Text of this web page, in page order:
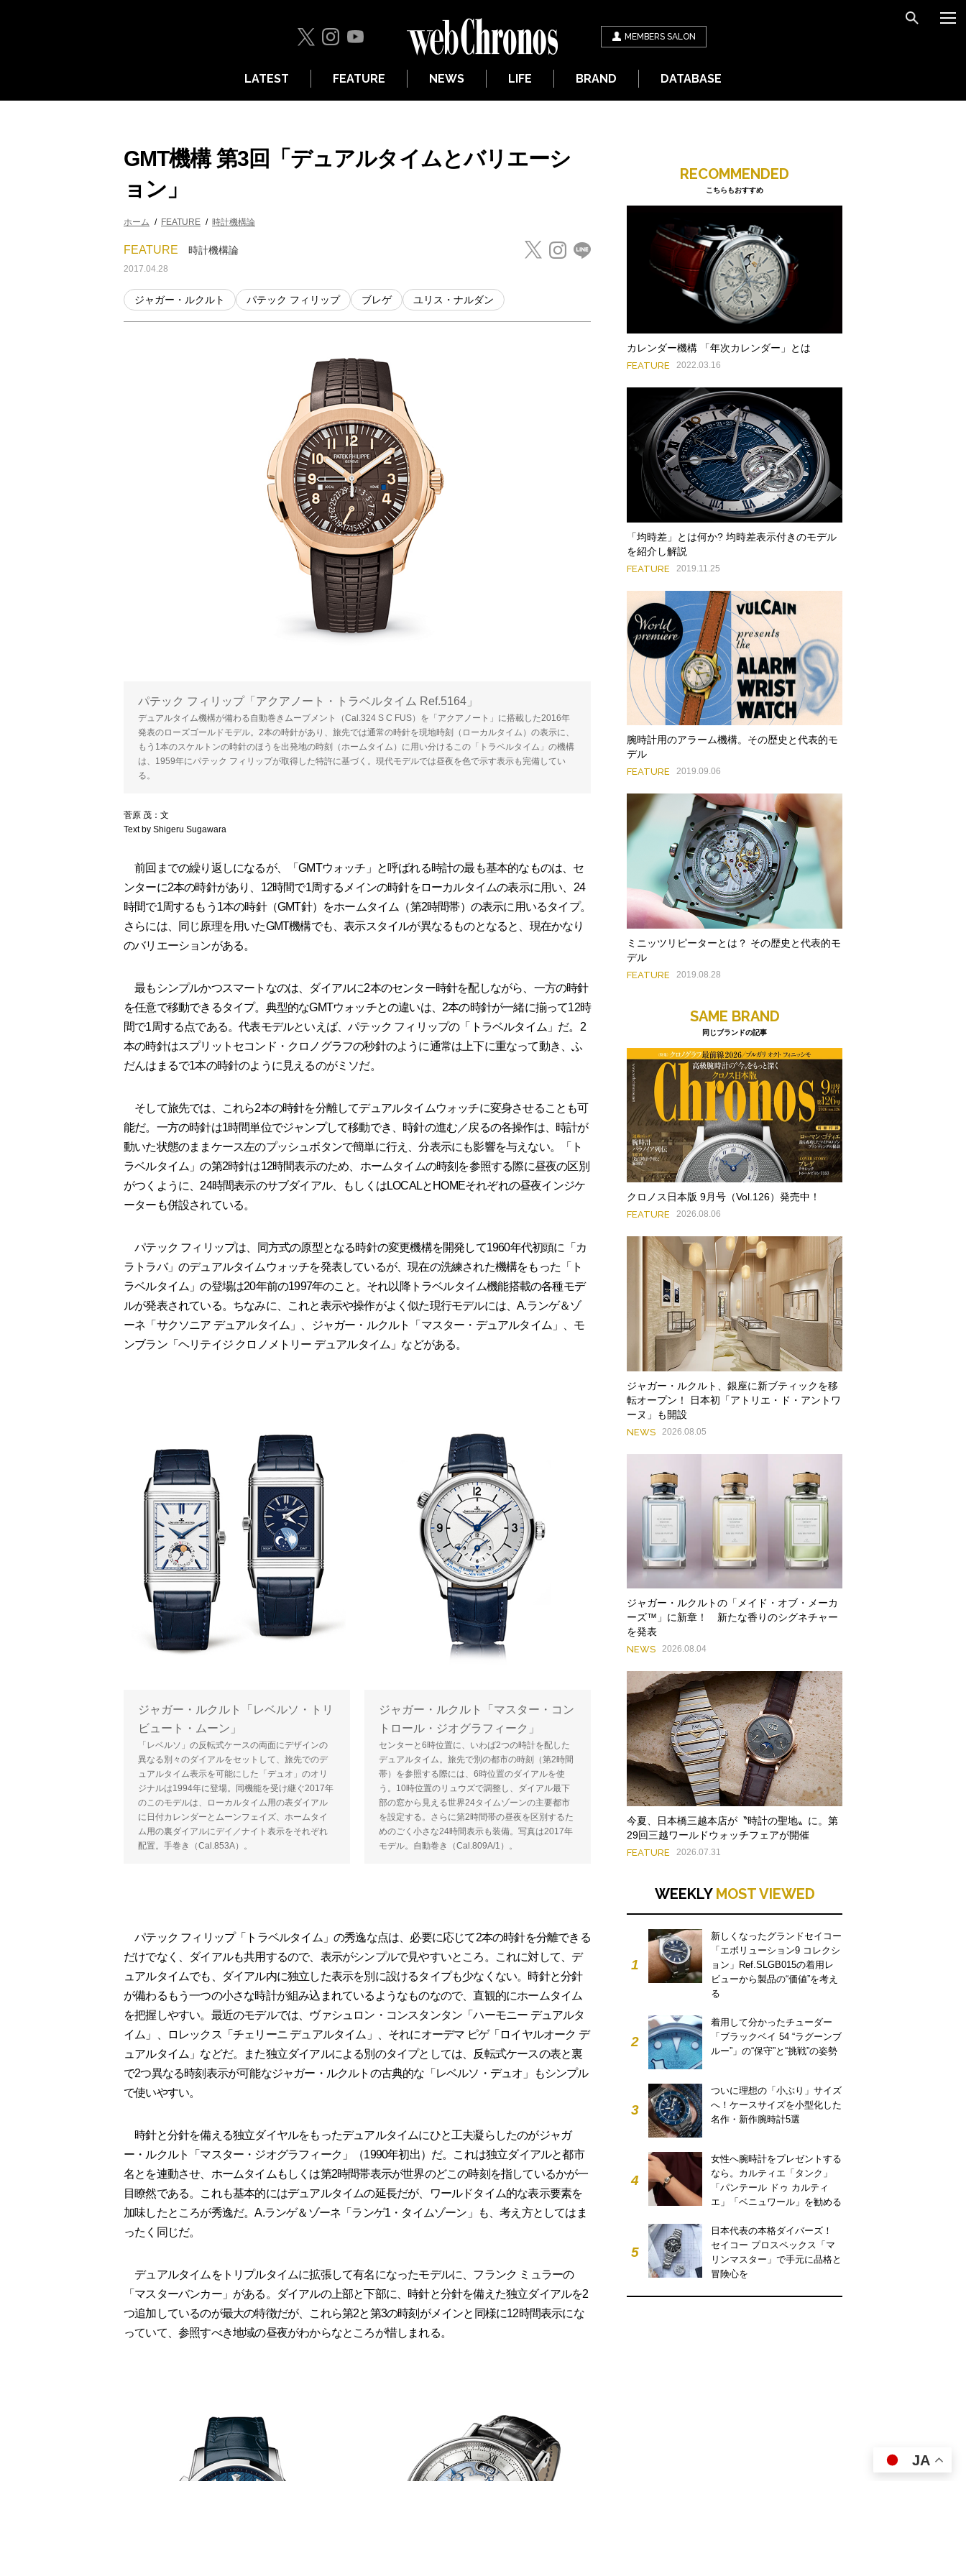
MEMBERS SALON
LATEST FEATURE NEWS LIFE BRAND DATABASE
GMT機構 第3回「デュアルタイムとバリエーシ
ョン」
ホーム FEATURE 時計機構論
FEATURE 時計機構論
2017.04.28
ジャガー・ルクルト パテック フィリップ ブレゲ ユリス・ナルダン
パテック フィリップ「アクアノート・トラベルタイム Ref.5164」
デュアルタイム機構が備わる自動巻きムーブメント（Cal.324 S C FUS）を「アクアノート」に搭載した2016年
発表のローズゴールドモデル。2本の時針があり、旅先では通常の時針を現地時刻（ローカルタイム）の表示に、
もう1本のスケルトンの時針のほうを出発地の時刻（ホームタイム）に用い分けるこの「トラベルタイム」の機構
は、1959年にパテック フィリップが取得した特許に基づく。現代モデルでは昼夜を色で示す表示も完備してい
る。
菅原 茂：文
Text by Shigeru Sugawara
前回までの繰り返しになるが、「GMTウォッチ」と呼ばれる時計の最も基本的なものは、セ
ンターに2本の時針があり、12時間で1周するメインの時針をローカルタイムの表示に用い、24
時間で1周するもう1本の時針（GMT針）をホームタイム（第2時間帯）の表示に用いるタイプ。
さらには、同じ原理を用いたGMT機構でも、表示スタイルが異なるものとなると、現在かなり
のバリエーションがある。
最もシンプルかつスマートなのは、ダイアルに2本のセンター時針を配しながら、一方の時針
を任意で移動できるタイプ。典型的なGMTウォッチとの違いは、2本の時針が一緒に揃って12時
間で1周する点である。代表モデルといえば、パテック フィリップの「トラベルタイム」だ。2
本の時針はスプリットセコンド・クロノグラフの秒針のように通常は上下に重なって動き、ふ
だんはまるで1本の時針のように見えるのがミソだ。
そして旅先では、これら2本の時針を分離してデュアルタイムウォッチに変身させることも可
能だ。一方の時針は1時間単位でジャンプして移動でき、時針の進む／戻るの各操作は、時計が
動いた状態のままケース左のプッシュボタンで簡単に行え、分表示にも影響を与えない。「ト
ラベルタイム」の第2時針は12時間表示のため、ホームタイムの時刻を参照する際に昼夜の区別
がつくように、24時間表示のサブダイアル、もしくはLOCALとHOMEそれぞれの昼夜インジケ
ーターも併設されている。
パテック フィリップは、同方式の原型となる時針の変更機構を開発して1960年代初頭に「カ
ラトラバ」のデュアルタイムウォッチを発表しているが、現在の洗練された機構をもった「ト
ラベルタイム」の登場は20年前の1997年のこと。それ以降トラベルタイム機能搭載の各種モデ
ルが発表されている。ちなみに、これと表示や操作がよく似た現行モデルには、A.ランゲ＆ゾ
ーネ「サクソニア デュアルタイム」、ジャガー・ルクルト「マスター・デュアルタイム」、モ
ンブラン「ヘリテイジ クロノメトリー デュアルタイム」などがある。
ジャガー・ルクルト「レベルソ・トリ
ビュート・ムーン」
「レベルソ」の反転式ケースの両面にデザインの
異なる別々のダイアルをセットして、旅先でのデ
ュアルタイム表示を可能にした「デュオ」のオリ
ジナルは1994年に登場。同機能を受け継ぐ2017年
のこのモデルは、ローカルタイム用の表ダイアル
に日付カレンダーとムーンフェイズ、ホームタイ
ム用の裏ダイアルにデイ／ナイト表示をそれぞれ
配置。手巻き（Cal.853A）。
ジャガー・ルクルト「マスター・コン
トロール・ジオグラフィーク」
センターと6時位置に、いわば2つの時計を配した
デュアルタイム。旅先で別の都市の時刻（第2時間
帯）を参照する際には、6時位置のダイアルを使
う。10時位置のリュウズで調整し、ダイアル最下
部の窓から見える世界24タイムゾーンの主要都市
を設定する。さらに第2時間帯の昼夜を区別するた
めのごく小さな24時間表示も装備。写真は2017年
モデル。自動巻き（Cal.809A/1）。
パテック フィリップ「トラベルタイム」の秀逸な点は、必要に応じて2本の時針を分離できる
だけでなく、ダイアルも共用するので、表示がシンプルで見やすいところ。これに対して、デ
ュアルタイムでも、ダイアル内に独立した表示を別に設けるタイプも少なくない。時針と分針
が備わるもう一つの小さな時計が組み込まれているようなものなので、直観的にホームタイム
を把握しやすい。最近のモデルでは、ヴァシュロン・コンスタンタン「ハーモニー デュアルタ
イム」、ロレックス「チェリーニ デュアルタイム」、それにオーデマ ピゲ「ロイヤルオーク デ
ュアルタイム」などだ。また独立ダイアルによる別のタイプとしては、反転式ケースの表と裏
で2つ異なる時刻表示が可能なジャガー・ルクルトの古典的な「レベルソ・デュオ」もシンプル
で使いやすい。
時針と分針を備える独立ダイヤルをもったデュアルタイムにひと工夫凝らしたのがジャガ
ー・ルクルト「マスター・ジオグラフィーク」（1990年初出）だ。これは独立ダイアルと都市
名とを連動させ、ホームタイムもしくは第2時間帯表示が世界のどこの時刻を指しているかが一
目瞭然である。これも基本的にはデュアルタイムの延長だが、ワールドタイム的な表示要素を
加味したところが秀逸だ。A.ランゲ＆ゾーネ「ランゲ1・タイムゾーン」も、考え方としてはま
ったく同じだ。
デュアルタイムをトリプルタイムに拡張して有名になったモデルに、フランク ミュラーの
「マスターバンカー」がある。ダイアルの上部と下部に、時針と分針を備えた独立ダイアルを2
つ追加しているのが最大の特徴だが、これら第2と第3の時刻がメインと同様に12時間表示にな
っていて、参照すべき地域の昼夜がわからなところが惜しまれる。
RECOMMENDED
こちらもおすすめ
カレンダー機構 「年次カレンダー」とは
FEATURE 2022.03.16
「均時差」とは何か? 均時差表示付きのモデル
を紹介し解説
FEATURE 2019.11.25
腕時計用のアラーム機構。その歴史と代表的モ
デル
FEATURE 2019.09.06
ミニッツリピーターとは？ その歴史と代表的モ
デル
FEATURE 2019.08.28
SAME BRAND
同じブランドの記事
クロノス日本版 9月号（Vol.126）発売中！
FEATURE 2026.08.06
ジャガー・ルクルト、銀座に新ブティックを移
転オープン！ 日本初「アトリエ・ド・アントワ
ーヌ」も開設
NEWS 2026.08.05
ジャガー・ルクルトの「メイド・オブ・メーカ
ーズ™」に新章！ 新たな香りのシグネチャー
を発表
NEWS 2026.08.04
今夏、日本橋三越本店が〝時計の聖地〟に。第
29回三越ワールドウォッチフェアが開催
FEATURE 2026.07.31
WEEKLY MOST VIEWED
1
新しくなったグランドセイコー
「エボリューション9 コレクシ
ョン」Ref.SLGB015の着用レ
ビューから製品の“価値”を考え
る
2
着用して分かったチューダー
「ブラックベイ 54 “ラグーンブ
ルー”」の“保守”と“挑戦”の姿勢
3
ついに理想の「小ぶり」サイズ
へ！ケースサイズを小型化した
名作・新作腕時計5選
4
女性へ腕時計をプレゼントする
なら。カルティエ「タンク」
「パンテール ドゥ カルティ
エ」「ベニュワール」を勧める
5
日本代表の本格ダイバーズ！
セイコー プロスペックス「マ
リンマスター」で手元に品格と
冒険心を
JA